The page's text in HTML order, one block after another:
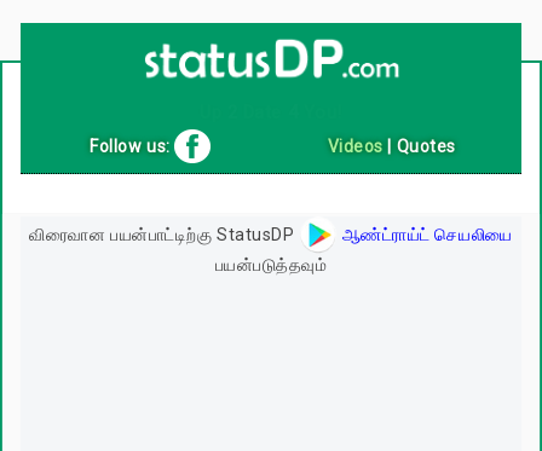
Follow us: Videos Quotes
விரைவான பயன்பாட்டிற்கு StatusDP
ஆண்ட்ராய்ட் செயலியை
பயன்படுத்தவும்